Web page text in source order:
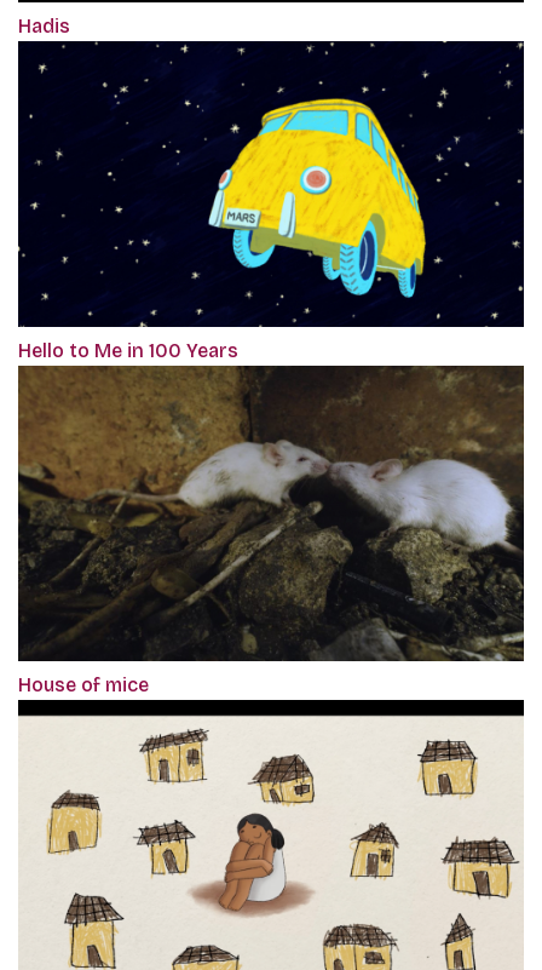
Hadis
Hello to Me in 100 Years
House of mice